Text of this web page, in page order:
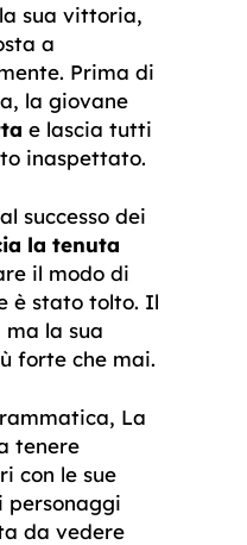
sua vittoria,
a
Prima di
la giovane
e lascia tutti
inaspettato.
successo dei
la tenuta
il modo di
è stato tolto. Il
la sua
forte che mai.
La
tenere
con le sue
da vedere